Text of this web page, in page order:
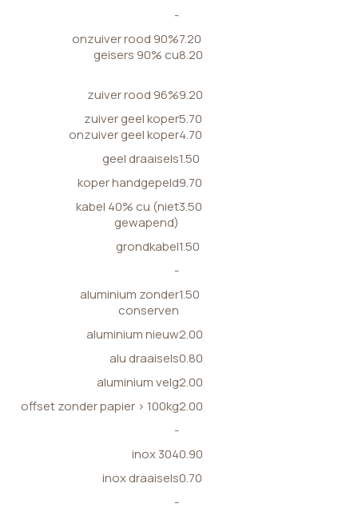
-
onzuiver rood 90%
geisers 90% cu
7.20
8.20
zuiver rood 96%9.20
zuiver geel koper
onzuiver geel koper
5.70
4.70
geel draaisels1.50
koper handgepeld9.70
kabel 40% cu (niet
gewapend)
3.50
grondkabel1.50
-
aluminium zonder
conserven
1.50
aluminium nieuw2.00
alu draaisels0.80
aluminium velg2.00
offset zonder papier > 100kg2.00
-
inox 3040.90
inox draaisels0.70
-